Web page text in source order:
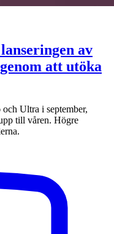
av
att utöka
Ultra i september,
till våren. Högre